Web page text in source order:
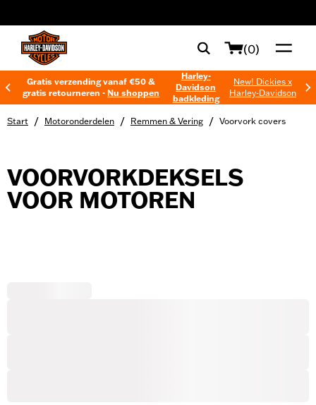
(0)
Gratis verzending vanaf €50 &
gratis retourneren -Nu shoppen
Harley-
Davidson
badkleding
New! Dickies x
Harley-Davidson
Start / Motoronderdelen / Remmen & Vering / Voorvork covers
VOORVORKDEKSELS
VOOR MOTOREN